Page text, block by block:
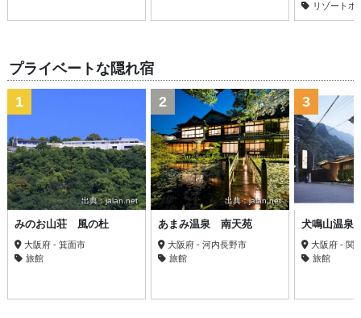
リゾートホ
プライベートな隠れ宿
出典：jalan.net
1
みのお山荘 風の杜
大阪府 - 箕面市
旅館
出典：jalan.net
2
あまみ温泉 南天苑
大阪府 - 河内長野市
旅館
3
犬鳴山温泉
大阪府 - 関
旅館